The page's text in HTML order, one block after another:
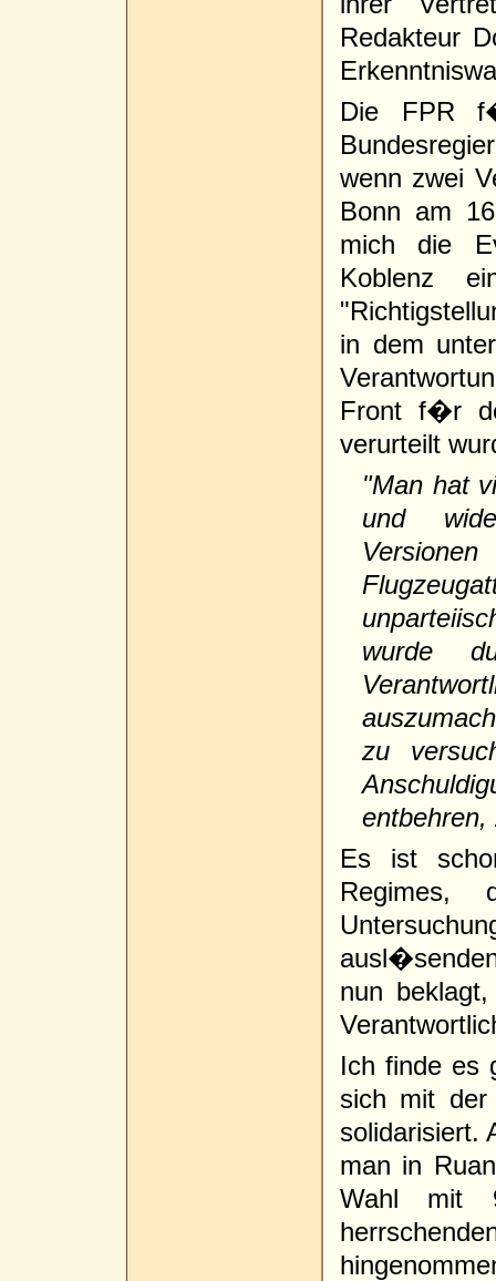
Redakteur
Die FPR
wenn zwei
Bonn am
mich die
Koblenz
in dem
Front f�r
verurteilt
"Man hat
und
wurde
zu
entbehren,
Es ist
Regimes,
nun
Ich finde es
sich mit der
solidarisiert.
man in
Wahl mit